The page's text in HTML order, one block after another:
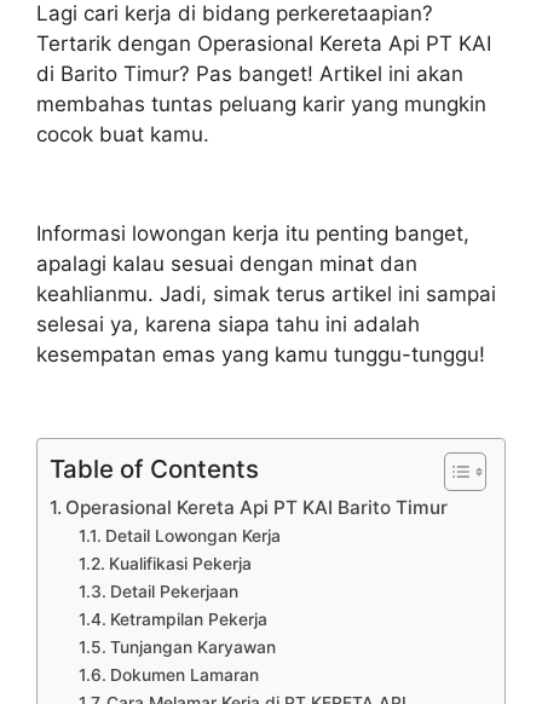
Lagi cari kerja di bidang perkeretaapian?
Tertarik dengan Operasional Kereta Api PT KAI
di Barito Timur? Pas banget! Artikel ini akan
membahas tuntas peluang karir yang mungkin
cocok buat kamu.
Informasi lowongan kerja itu penting banget,
apalagi kalau sesuai dengan minat dan
keahlianmu. Jadi, simak terus artikel ini sampai
selesai ya, karena siapa tahu ini adalah
kesempatan emas yang kamu tunggu-tunggu!
Table of Contents
Operasional Kereta Api PT KAI Barito Timur
Detail Lowongan Kerja
Kualifikasi Pekerja
Detail Pekerjaan
Ketrampilan Pekerja
Tunjangan Karyawan
Dokumen Lamaran